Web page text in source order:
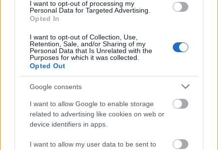
I want to opt-out of processing my
Personal Data for Targeted Advertising.
Opted In
I want to opt-out of Collection, Use,
Retention, Sale, and/or Sharing of my
Personal Data that Is Unrelated with the
Purposes for which it was collected.
Opted Out
Google consents
I want to allow Google to enable storage
related to advertising like cookies on web or
device identifiers in apps.
I want to allow my user data to be sent to